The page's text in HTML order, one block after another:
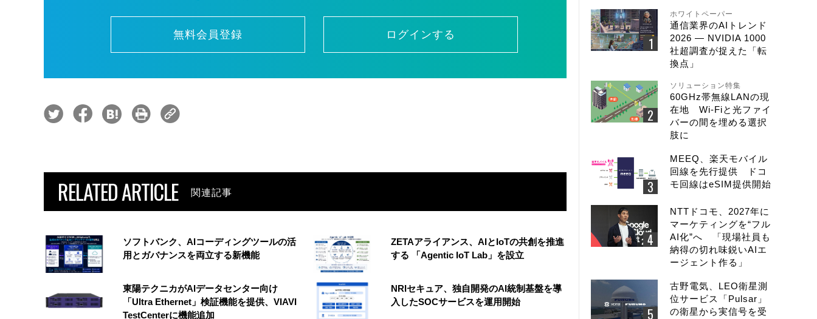
無料会員登録 ログインする
RELATED ARTICLE 関連記事
ソフトバンク、AIコーディングツールの活
用とガバナンスを両立する新機能
ZETAアライアンス、AIとIoTの共創を推進
する 「Agentic IoT Lab」を設立
東陽テクニカがAIデータセンター向け
「Ultra Ethernet」検証機能を提供、VIAVI
TestCenterに機能追加
NRIセキュア、独自開発のAI統制基盤を導
入したSOCサービスを運用開始
ホワイトペーパー
通信業界のAIトレンド
2026 ― NVIDIA 1000
社超調査が捉えた「転
換点」
ソリューション特集
60GHz帯無線LANの現
在地 Wi-Fiと光ファイ
バーの間を埋める選択
肢に
MEEQ、楽天モバイル
回線を先行提供 ドコ
モ回線はeSIM提供開始
NTTドコモ、2027年に
マーケティングを“フル
AI化”へ 「現場社員も
納得の切れ味鋭いAIエ
ージェント作る」
古野電気、LEO衛星測
位サービス「Pulsar」
の衛星から実信号を受